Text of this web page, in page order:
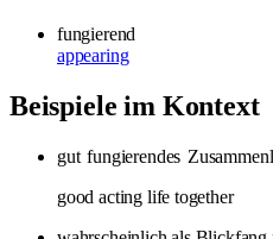
fungierend
appearing
Beispiele im Kontext
gut fungierendes
good acting life together